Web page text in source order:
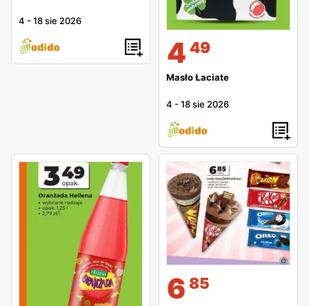
4 -18 sie 2026
4 49
Masło Łaciate
4 -18 sie 2026
6 85